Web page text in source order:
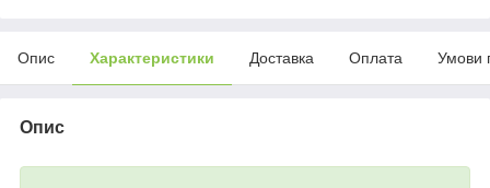
Опис Характеристики Доставка Оплата Умови
Опис